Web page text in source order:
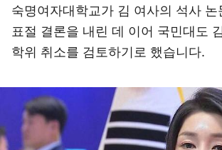
숙명여자대학교가 김 여사의 석사 논
표절 결론을 내린 데 이어 국민대도
학위 취소를 검토하기로 했습니다.